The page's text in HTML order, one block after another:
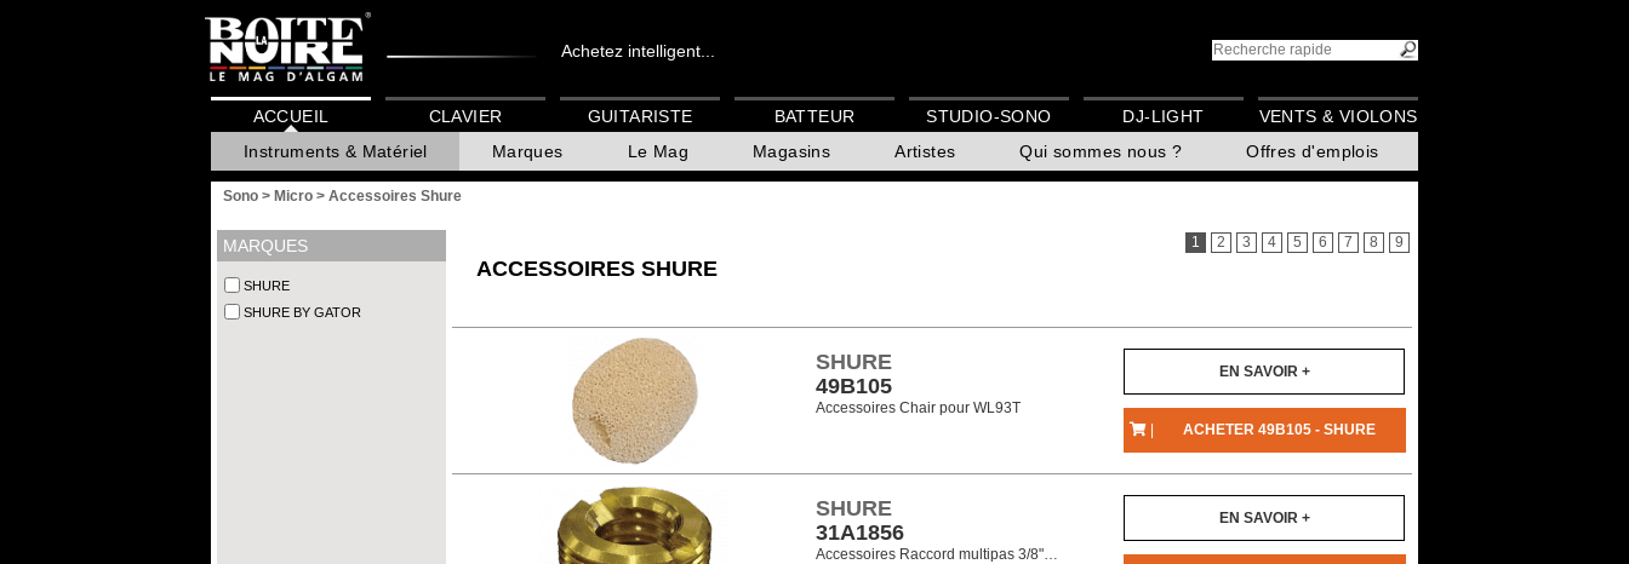
Achetez intelligent...
ACCUEIL
Instruments & Matériel
Marques Le Mag Magasins Artistes Qui sommes nous ? Offres d'emplois
CLAVIER GUITARISTE BATTEUR STUDIO-SONO DJ-LIGHT VENTS & VIOLONS
Sono > Micro > Accessoires Shure
MARQUES
SHURE
SHURE BY GATOR
1 2 3 4 5 6 7 8 9
ACCESSOIRES SHURE
SHURE
49B105
Accessoires Chair pour WL93T
EN SAVOIR +
| ACHETER 49B105 - SHURE
SHURE
31A1856
Accessoires Raccord multipas 3/8"…
EN SAVOIR +